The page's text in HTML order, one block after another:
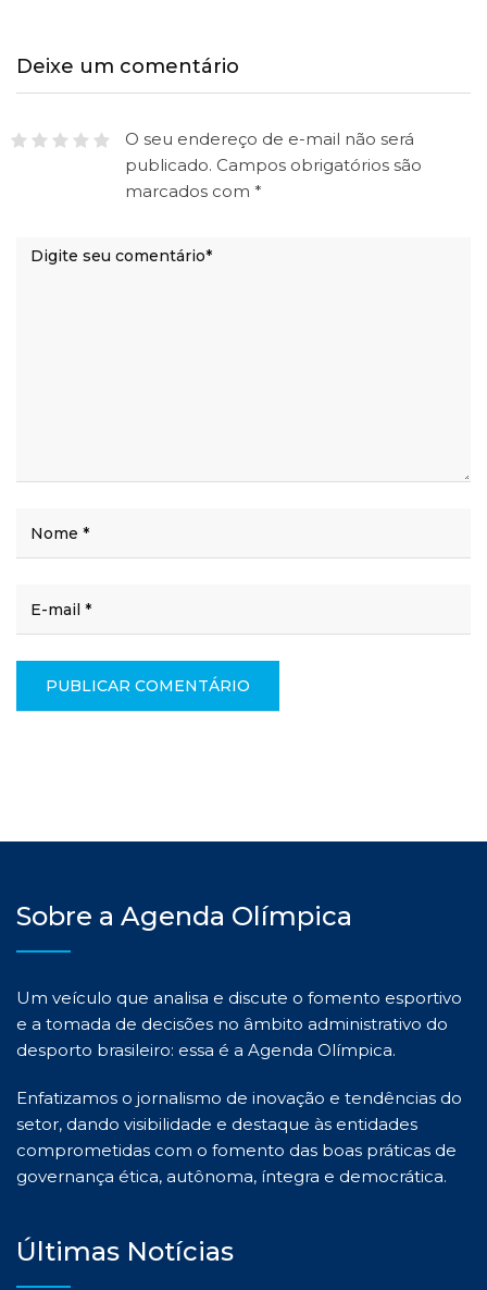
Deixe um comentário
O seu endereço de e-mail não será
publicado. Campos obrigatórios são
marcados com *
Sobre a Agenda Olímpica
Um veículo que analisa e discute o fomento esportivo
e a tomada de decisões no âmbito administrativo do
desporto brasileiro: essa é a Agenda Olímpica.
Enfatizamos o jornalismo de inovação e tendências do
setor, dando visibilidade e destaque às entidades
comprometidas com o fomento das boas práticas de
governança ética, autônoma, íntegra e democrática.
Últimas Notícias